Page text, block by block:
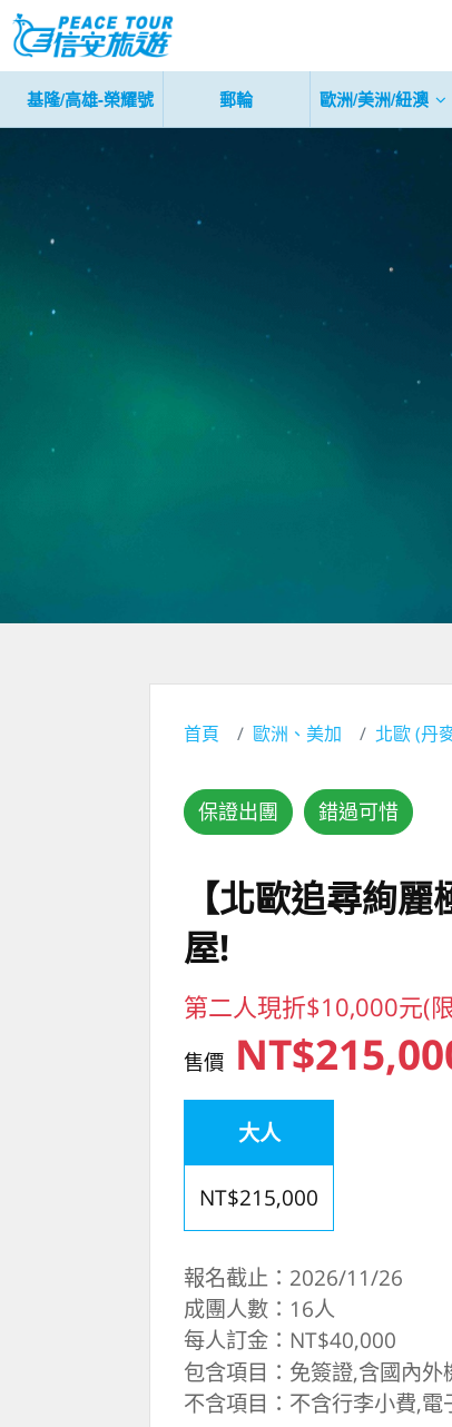
基隆/高雄-榮耀號 郵輪 歐洲/美洲/紐澳
首頁 歐洲、美加 北歐 (丹
保證出團 錯過可惜
【北歐追尋絢
屋!
第二人現折$10,000元(
售價
大人
NT$215,000
報名截止：2026/11/26
成團人數：16人
每人訂金：NT$40,000
包含項目：免簽證,含國內
不含項目：不含行李小費,電